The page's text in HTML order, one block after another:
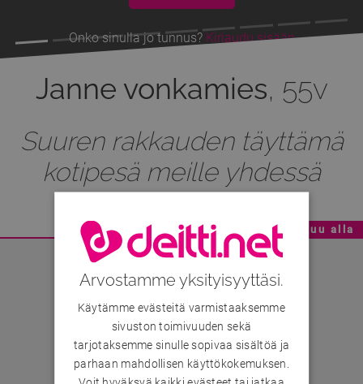
Onko sinulla jo tunnus? Kirjaudu sisään
Janne vonkamies, 55v
Suuren rakkauden täyttämä
kotipesä meille yhdessä
Mainoskatko - Sisältö jatkuu alla
Arvostamme yksityisyyttäsi.
Käytämme evästeitä varmistaaksemme
sivuston toimivuuden sekä
tarjotaksemme sinulle sopivaa sisältöä ja
parhaan mahdollisen käyttökokemuksen.